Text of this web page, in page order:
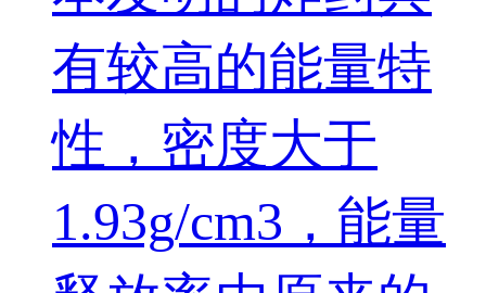
有较高的能量特
性，密度大于
1.93g/cm3，能量